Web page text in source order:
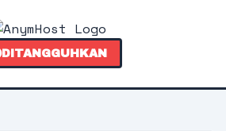
DITANGGUHKAN